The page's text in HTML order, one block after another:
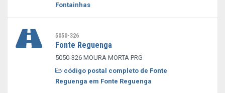
Fontainhas
5050-326
Fonte Reguenga
5050-326 MOURA MORTA PRG
código postal completo de Fonte
Reguenga em Fonte Reguenga